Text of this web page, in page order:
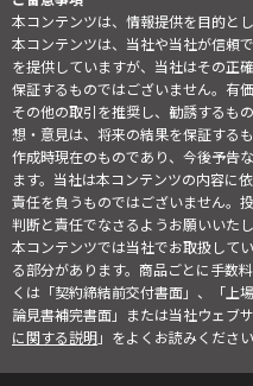
本コンテンツは、情報提供を目的とし
本コンテンツは、当社や当社が信頼
を提供していますが、当社はその正
保証するものではございません。有
その他の取引を推奨し、勧誘するも
想・意見は、将来の結果を保証する
作成時現在のものであり、今後予告
ます。当社は本コンテンツの内容に
責任を負うものではございません。
判断と責任でなさるようお願いいたし
本コンテンツでは当社でお取扱して
る部分があります。商品ごとに手数
くは「契約締結前交付書面」、「上
論見書補完書面」または当社ウェブ
に関する説明」をよくお読みください